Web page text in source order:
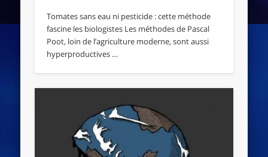
Tomates sans eau ni pesticide : cette méthode
fascine les biologistes Les méthodes de Pascal
Poot, loin de l’agriculture moderne, sont aussi
hyperproductives …